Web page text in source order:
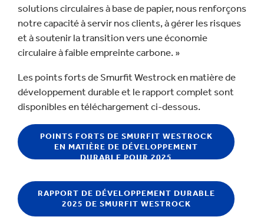
solutions circulaires à base de papier, nous renforçons
notre capacité à servir nos clients, à gérer les risques
et à soutenir la transition vers une économie
circulaire à faible empreinte carbone. »
Les points forts de Smurfit Westrock en matière de
développement durable et le rapport complet sont
disponibles en téléchargement ci-dessous.
POINTS FORTS DE SMURFIT WESTROCK
EN MATIÈRE DE DÉVELOPPEMENT
DURABLE POUR 2025
RAPPORT DE DÉVELOPPEMENT DURABLE
2025 DE SMURFIT WESTROCK